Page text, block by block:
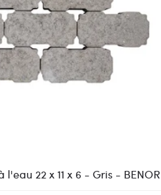
22 x 11 x 6 - Gris - BENOR